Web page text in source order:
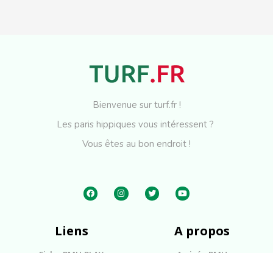
Bienvenue sur turf.fr !
Les paris hippiques vous intéressent ?
Vous êtes au bon endroit !
Liens A propos